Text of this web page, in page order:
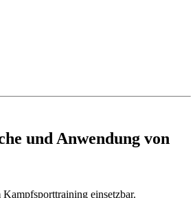
und Anwendung von
einsetzbar.